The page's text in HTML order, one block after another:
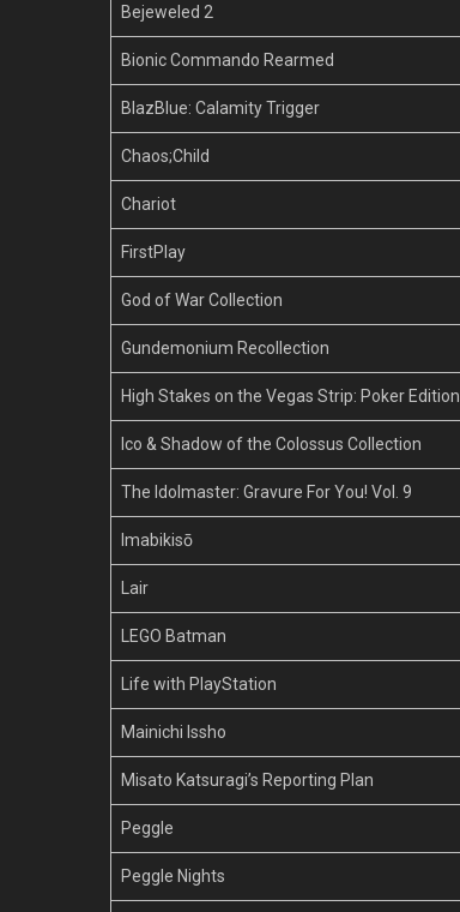
Bejeweled 2
Bionic Commando Rearmed
BlazBlue: Calamity Trigger
Chaos;Child
Chariot
FirstPlay
God of War Collection
Gundemonium Recollection
High Stakes on the Vegas Strip: Poker Edition
Ico & Shadow of the Colossus Collection
The Idolmaster: Gravure For You! Vol. 9
Imabikisō
Lair
LEGO Batman
Life with PlayStation
Mainichi Issho
Misato Katsuragi’s Reporting Plan
Peggle
Peggle Nights